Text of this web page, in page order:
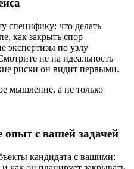
специфику: что делать
как закрыть спор
экспертизы по узлу
не на идеальность
риски он видит первыми.
мышление, а не только
опыт с вашей задачей
кандидата с вашими: